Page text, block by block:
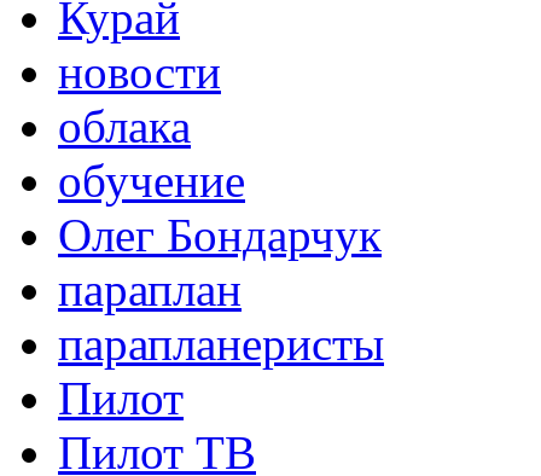
Курай
новости
облака
обучение
Олег Бондарчук
параплан
парапланеристы
Пилот
Пилот ТВ